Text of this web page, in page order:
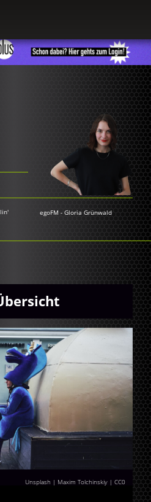
egoFM -Gloria Grünwald
Unsplash | Maxim Tolchinskiy |CC0